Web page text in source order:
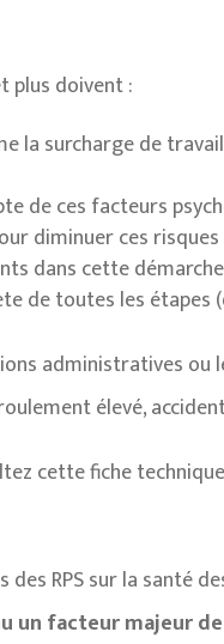
plus doivent :
la surcharge de
de ces facteurs
diminuer ces risques
dans cette
de toutes les étapes
administratives ou
élevé,
cette fiche
RPS sur la santé
un facteur majeur